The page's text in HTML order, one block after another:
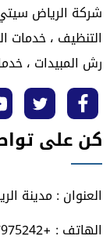
شركة الرياض
التنظيف ، خدمات
رش المبيدات ،
تابعنا
على
فيسبوك
تابعنا
على
تويتر
كن على
العنوان : مدينة
الهاتف : +966537975242